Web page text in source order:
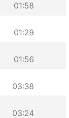
01:58
01:29
01:56
03:38
03:24